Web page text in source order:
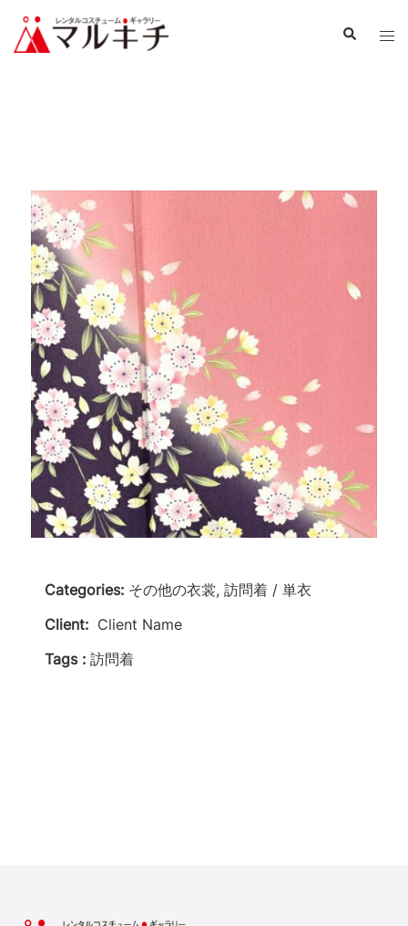
Categories: その他の衣裳, 訪問着 / 単衣
Client: Client Name
Tags : 訪問着